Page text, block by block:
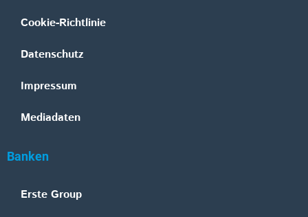
Cookie-Richtlinie
Datenschutz
Impressum
Mediadaten
Banken
Erste Group